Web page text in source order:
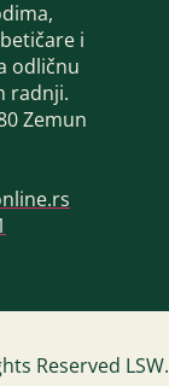
i
odličnu
radnji.
Zemun
Reserved LSW.